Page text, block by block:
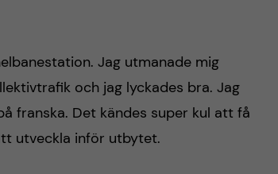
Jag utmanade mig
och jag lyckades bra. Jag
franska. Det kändes super kul att få
utveckla inför utbytet.